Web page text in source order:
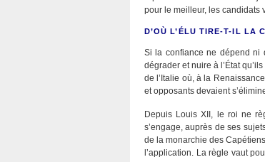
pour le meilleur, les candidats
D’OÙ L’ÉLU TIRE-T-IL LA
Si la confiance ne dépend ni
dégrader et nuire à l’État
de l’Italie où, à la
et opposants devaient
Depuis Louis XII, le roi ne
s’engage, auprès de ses
de la monarchie des
l’application. La règle vaut